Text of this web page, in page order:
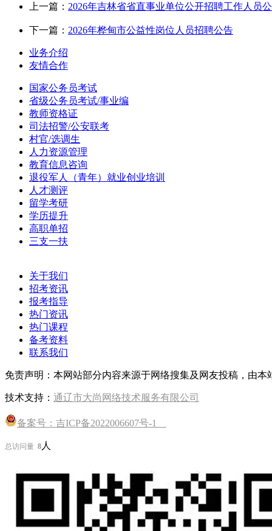
上一篇： 2026年吉林省省直事业单位公开招聘工作人员
下一篇： 2026年桦甸市公益性岗位人员招聘公告
业务介绍
友情合作
国家公务员考试
省级公务员考试/事业编
教师资格证
司法招警/公安联考
村官/选调生
人力资源管理
教育信息咨询
退役军人（青年）就业创业培训
人才测评
留学考研
学历提升
高职单招
三支一扶
关于我们
招考资讯
报考指导
热门资讯
热门课程
备考资料
联系我们
免责声明：本网站部分内容来源于网络搜集及网友投稿，由
技术支持： 通辽市大尚网络技术服务有限公司
备案号：吉ICP备2022006607号-1
总访问量 8 人